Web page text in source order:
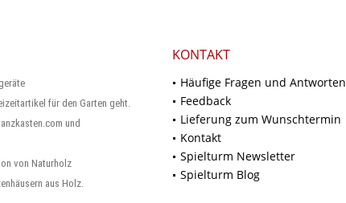
für den Garten geht.
und
von Naturholz
aus Holz.
KONTAKT
Häufige Fragen und Antworten
Feedback
Lieferung zum Wunschtermin
Kontakt
Spielturm Newsletter
Spielturm Blog